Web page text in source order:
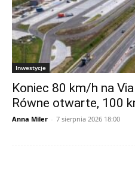
Inwestycje
Koniec 80 km/h na
Równe otwarte, 100
Anna Miler - 7 sierpnia 2026 18:00